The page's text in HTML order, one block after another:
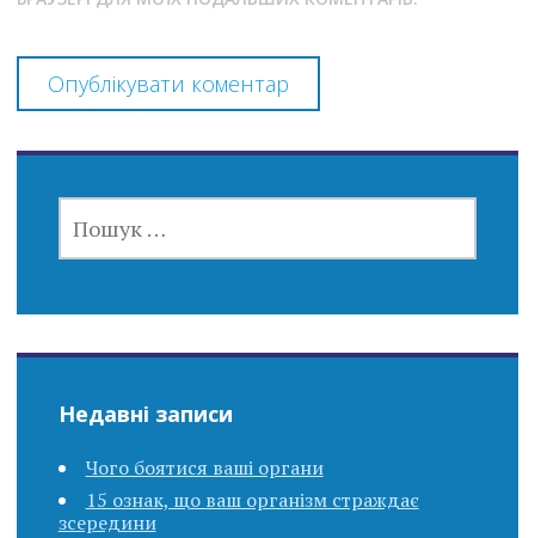
Недавні записи
Чого боятися ваші органи
15 ознак, що ваш організм страждає
зсередини